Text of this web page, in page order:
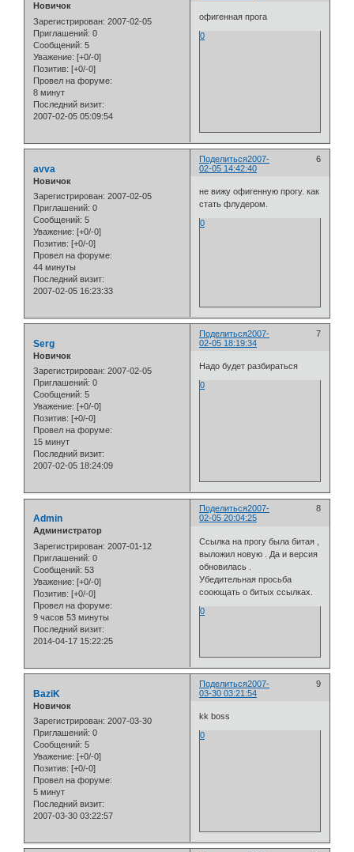
Новичок
Зарегистрирован: 2007-02-05
Приглашений: 0
Сообщений: 5
Уважение: [+0/-0]
Позитив: [+0/-0]
Провел на форуме:
8 минут
Последний визит:
2007-02-05 05:09:54
офигенная прога
0
Поделиться 6
2007-
02-05 14:42:40
avva
Новичок
Зарегистрирован: 2007-02-05
Приглашений: 0
Сообщений: 5
Уважение: [+0/-0]
Позитив: [+0/-0]
Провел на форуме:
44 минуты
Последний визит:
2007-02-05 16:23:33
не вижу офигенную прогу. как
стать флудером.
0
Поделиться 7
2007-
02-05 18:19:34
Serg
Новичок
Зарегистрирован: 2007-02-05
Приглашений: 0
Сообщений: 5
Уважение: [+0/-0]
Позитив: [+0/-0]
Провел на форуме:
15 минут
Последний визит:
2007-02-05 18:24:09
Надо будет разбираться
0
Поделиться 8
2007-
02-05 20:04:25
Admin
Администратор
Зарегистрирован: 2007-01-12
Приглашений: 0
Сообщений: 53
Уважение: [+0/-0]
Позитив: [+0/-0]
Провел на форуме:
9 часов 53 минуты
Последний визит:
2014-04-17 15:22:25
Ссылка на прогу была битая ,
выложил новую . Да и версия
обновилась .
Убедительная просьба
сооющать о битых ссылках.
0
Поделиться 9
2007-
03-30 03:21:54
BaziK
Новичок
Зарегистрирован: 2007-03-30
Приглашений: 0
Сообщений: 5
Уважение: [+0/-0]
Позитив: [+0/-0]
Провел на форуме:
5 минут
Последний визит:
2007-03-30 03:22:57
kk boss
0